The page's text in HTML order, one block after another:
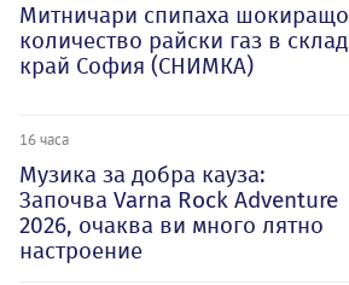
Митничари спипаха шокиращо
количество райски газ в склад
край София (СНИМКА)
16 часа
Музика за добра кауза:
Започва Varna Rock Adventure
2026, очаква ви много лятно
настроение